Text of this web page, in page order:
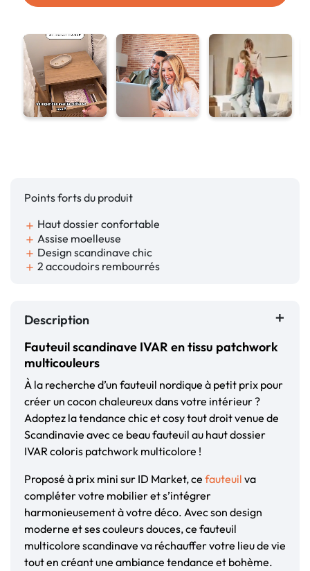
Points forts du produit
add Haut dossier confortable
add Assise moelleuse
add Design scandinave chic
add 2 accoudoirs rembourrés
Description
Fauteuil scandinave IVAR en tissu patchwork
multicouleurs
À la recherche d’un fauteuil nordique à petit prix pour
créer un cocon chaleureux dans votre intérieur ?
Adoptez la tendance chic et cosy tout droit venue de
Scandinavie avec ce beau fauteuil au haut dossier
IVAR coloris patchwork multicolore !
Proposé à prix mini sur ID Market, ce fauteuil va
compléter votre mobilier et s’intégrer
harmonieusement à votre déco. Avec son design
moderne et ses couleurs douces, ce fauteuil
multicolore scandinave va réchauffer votre lieu de vie
tout en créant une ambiance tendance et bohème.